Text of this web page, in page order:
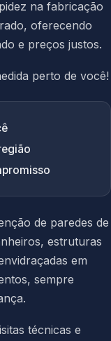
na fabricação
oferecendo
e preços justos.
perto de você!
de paredes de
estruturas
em
sempre
técnicas e